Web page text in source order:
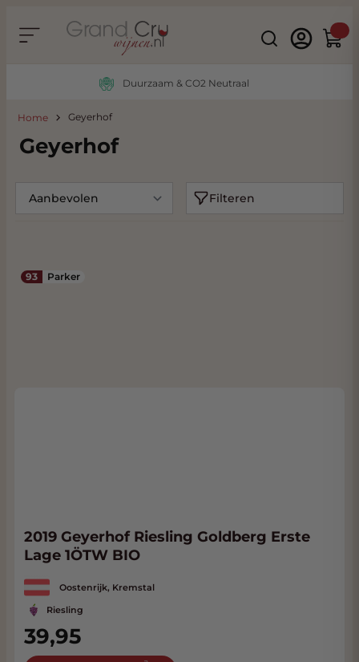
Search
Duurzaam & CO2 Neutraal
Home Geyerhof
Geyerhof
Filteren
93 Parker
2019 Geyerhof Riesling Goldberg Erste
Lage 1ÖTW BIO
Oostenrijk, Kremstal
Riesling
39,95